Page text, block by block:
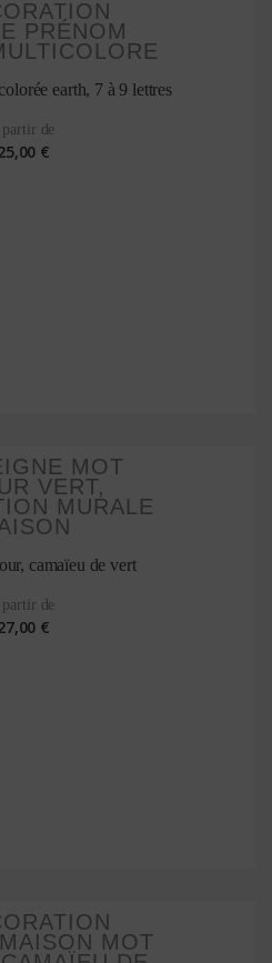
earth, 7 à 9 lettres
partir de
€
camaïeu de vert
partir de
€